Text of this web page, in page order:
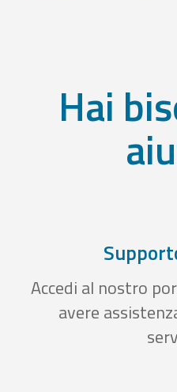
Hai
Accedi al nostro
avere